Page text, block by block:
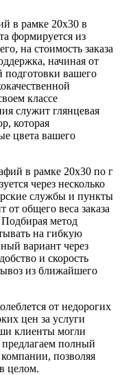
в рамке 20х30 в
формируется из
на стоимость заказа
начиная от
подготовки вашего
классе
служит глянцевая
которая
цвета вашего
в рамке 20х30 по г
через несколько
службы и пункты
от общего веса заказа
метод
на гибкую
вариант через
и скорость
из ближайшего
от недорогих
цен за услуги
клиенты могли
полный
позволяя
целом.